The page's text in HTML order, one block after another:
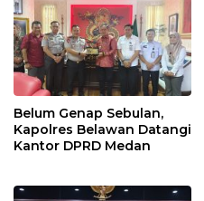
Belum Genap Sebulan,
Kapolres Belawan Datangi
Kantor DPRD Medan